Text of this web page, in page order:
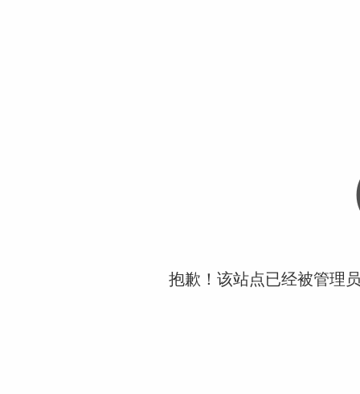
抱歉！该站点已经被管理